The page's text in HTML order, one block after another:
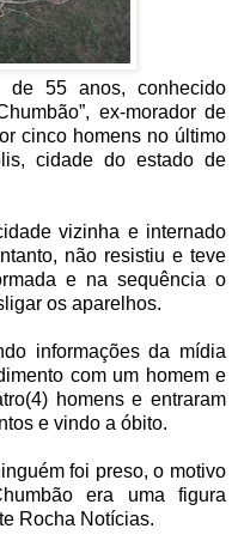
de 55 anos, conhecido
ex-morador de
cinco homens no último
cidade do estado de
vizinha e internado
não resistiu e teve
e na sequência o
os aparelhos.
informações da mídia
com um homem e
homens e entraram
e vindo a óbito.
foi preso, o motivo
era uma figura
Rocha Notícias.